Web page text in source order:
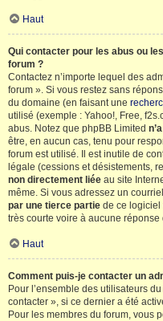
Haut
Qui contacter pour les abus ou
forum ?
Contactez n’importe lequel des
forum ». Si vous restez sans
du domaine (en faisant une
utilisé (exemple : Yahoo!, Free,
abus. Notez que phpBB Limited
être, en aucun cas, tenu pour
forum est utilisé. Il est inutile de
légale (cessions et désistements,
non directement liée au site
même. Si vous adressez un
par une tierce partie de ce logiciel
très courte voire à aucune réponse
Haut
Comment puis-je contacter un
Pour l’ensemble des utilisateurs
contacter », si ce dernier a été
Pour les membres du forum, vous